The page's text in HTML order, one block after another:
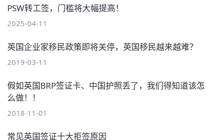
PSW转工签，门槛将大幅提高！
2025-04-11
英国企业家移民政策即将关停，英国移民越来越难？
2019-03-11
假如英国BRP签证卡、中国护照丢了，我们得知道该怎
么做！！
2018-11-01
常见英国签证十大拒签原因